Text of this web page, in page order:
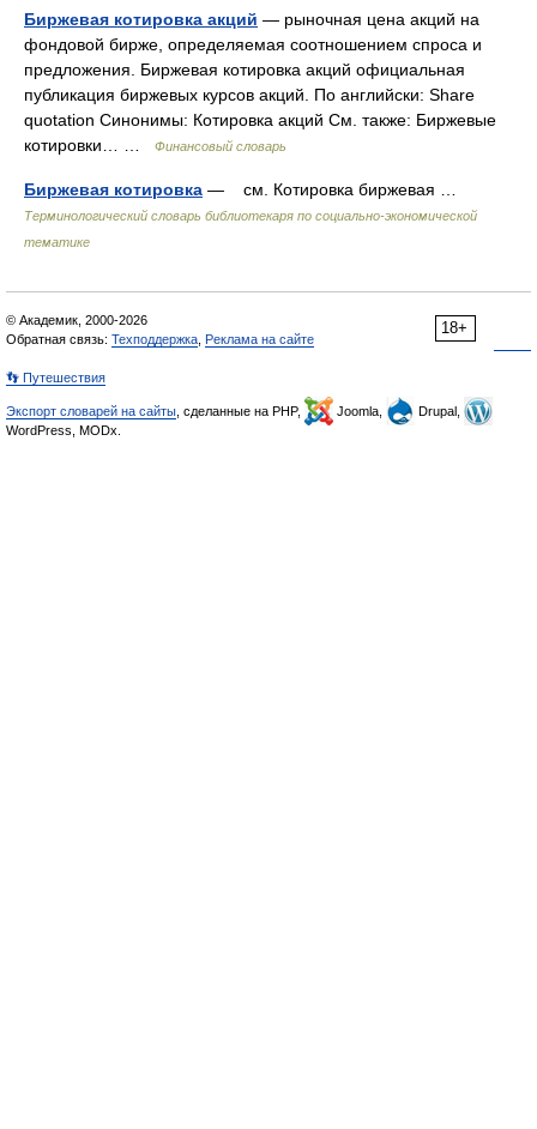
Биржевая котировка акций — рыночная цена акций на
фондовой бирже, определяемая соотношением спроса и
предложения. Биржевая котировка акций официальная
публикация биржевых курсов акций. По английски: Share
quotation Синонимы: Котировка акций См. также: Биржевые
котировки… …
Финансовый словарь
Биржевая котировка — см. Котировка биржевая …
Терминологический словарь библиотекаря по социально-экономической
тематике
18+
© Академик, 2000-2026
Обратная связь: Техподдержка Реклама на сайте
👣 Путешествия
Экспорт словарей на сайты , сделанные на PHP, Joomla,
Drupal,
WordPress, MODx.